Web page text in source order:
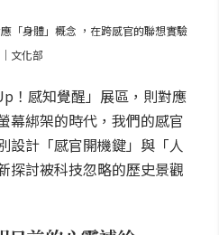
「身體」概念 ，在跨感官的聯想實驗
文化部
！感知覺醒」展區，則對應
幕綁架的時代，我們的感官
設計「感官開機鍵」與「人
探討被科技忽略的歷史景觀